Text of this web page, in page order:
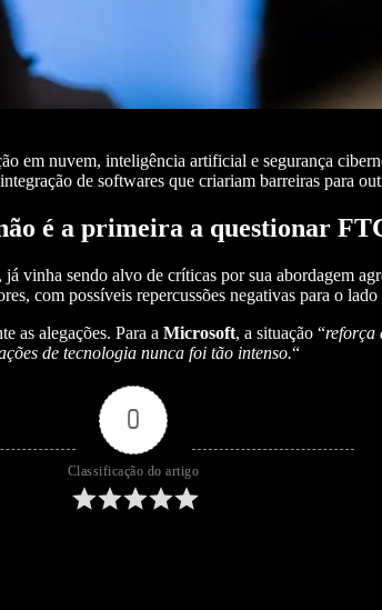
em nuvem, inteligência artificial e segurança
de softwares que criariam barreiras para
é a primeira a questionar
vinha sendo alvo de críticas por sua abordagem
com possíveis repercussões negativas para o
as alegações. Para a Microsoft, a situação “reforça
de tecnologia nunca foi tão intenso.“
0
Classificação do artigo